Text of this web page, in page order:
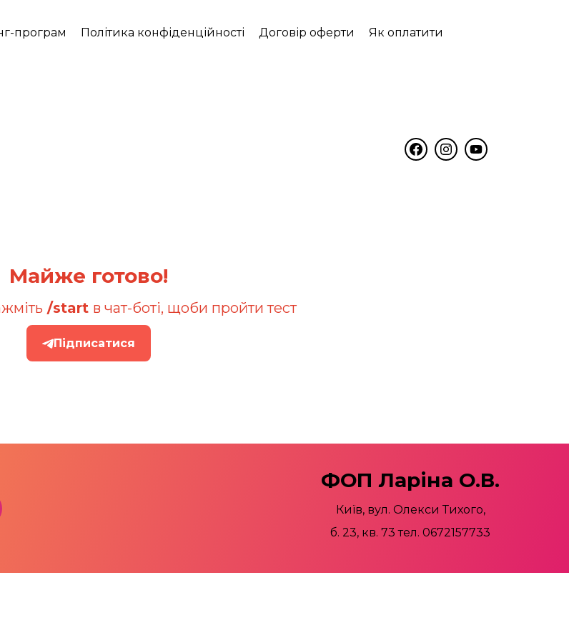
програм Політика конфіденційності Договір оферти Як оплатити
Майже готово!
/start в чат-боті, щоби пройти тест
Підписатися
ФОП Ларіна О.В.
Київ, вул. Олекси Тихого,
б. 23, кв. 73 тел. 0672157733